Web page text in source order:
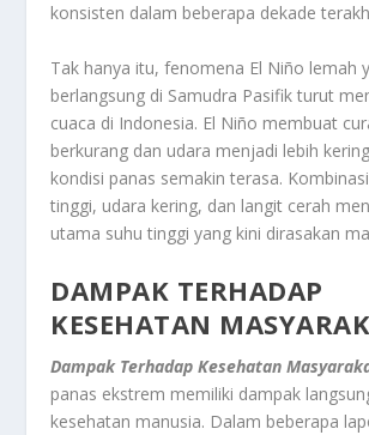
konsisten dalam beberapa dekade
Tak hanya itu, fenomena El Niño lemah
berlangsung di Samudra Pasifik turut
cuaca di Indonesia. El Niño membuat
berkurang dan udara menjadi lebih
kondisi panas semakin terasa.
tinggi, udara kering, dan langit cerah
utama suhu tinggi yang kini dirasakan
DAMPAK TERHADAP
KESEHATAN
Dampak Terhadap Kesehatan
panas ekstrem memiliki dampak
kesehatan manusia. Dalam beberapa